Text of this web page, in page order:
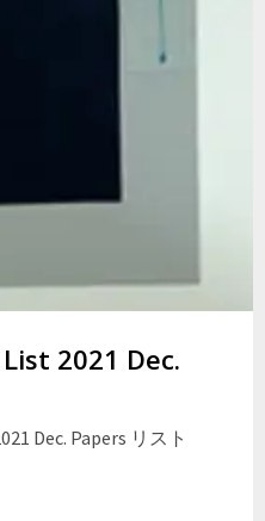
2021 Dec.
Dec. Papers リスト